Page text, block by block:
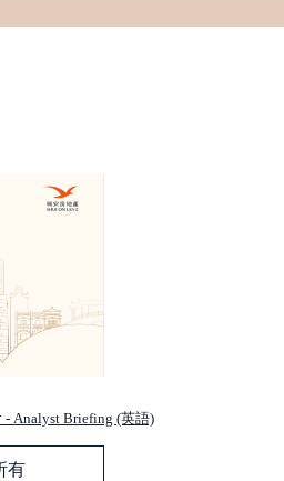
Analyst Briefing (英語)
有